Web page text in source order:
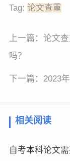
Tag: 论文查重
上一篇： 论文
吗？
下一篇： 2023
相关阅读
自考本科论文